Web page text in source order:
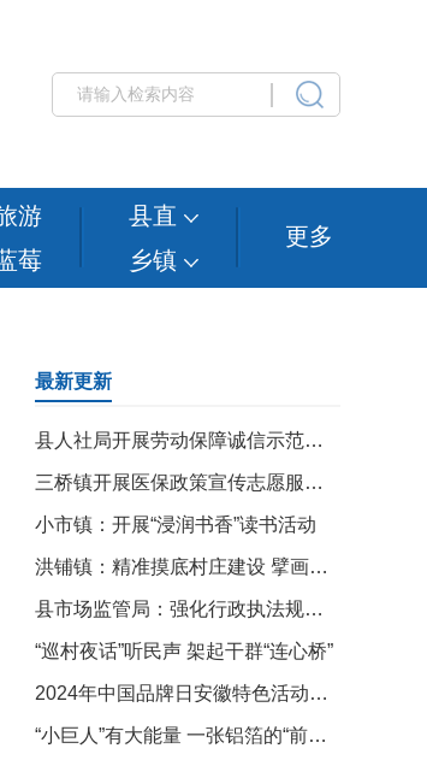
游
莓
县直
乡镇
更多
最新更新
县人社局开展劳动保障诚信示范企业走访活动
三桥镇开展医保政策宣传志愿服务活动
小市镇：开展“浸润书香”读书活动
洪铺镇：精准摸底村庄建设 擘画乡村振兴美好蓝图
县市场监管局：强化行政执法规范化 提升复议审查效率
“巡村夜话”听民声 架起干群“连心桥”
2024年中国品牌日安徽特色活动怀宁蓝莓品牌宣讲会举行
“小巨人”有大能量 一张铝箔的“前世今生”